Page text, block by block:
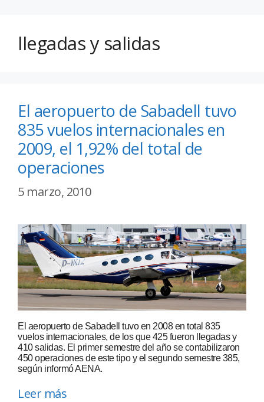
llegadas y salidas
El aeropuerto de Sabadell tuvo
835 vuelos internacionales en
2009, el 1,92% del total de
operaciones
5 marzo, 2010
El aeropuerto de Sabadell tuvo en 2008 en total 835
vuelos internacionales, de los que 425 fueron llegadas y
410 salidas. El primer semestre del año se contabilizaron
450 operaciones de este tipo y el segundo semestre 385,
según informó AENA.
Leer más